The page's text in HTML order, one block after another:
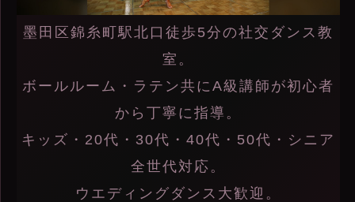
墨田区錦糸町駅北口徒歩5分の社交ダンス教
室。
ボールルーム・ラテン共にA級講師が初心者
から丁寧に指導。
キッズ・20代・30代・40代・50代・シニア
全世代対応。
ウエディングダンス大歓迎。